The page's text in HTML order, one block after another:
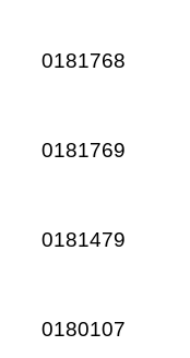
0181768
0181769
0181479
0180107